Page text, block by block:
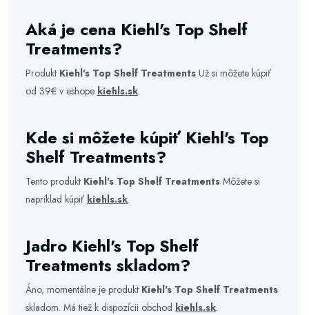
Aká je cena Kiehl's Top Shelf
Treatments?
Produkt Kiehl's Top Shelf Treatments Už si môžete kúpiť
od 39€ v eshope kiehls.sk.
Kde si môžete kúpiť Kiehl's Top
Shelf Treatments?
Tento produkt Kiehl's Top Shelf Treatments Môžete si
napríklad kúpiť kiehls.sk.
Jadro Kiehl's Top Shelf
Treatments skladom?
Áno, momentálne je produkt Kiehl's Top Shelf Treatments
skladom. Má tiež k dispozícii obchod kiehls.sk.